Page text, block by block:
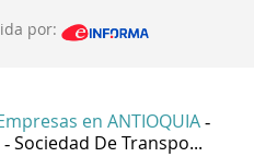
por:
en ANTIOQUIA -
- Sociedad De Transpo...